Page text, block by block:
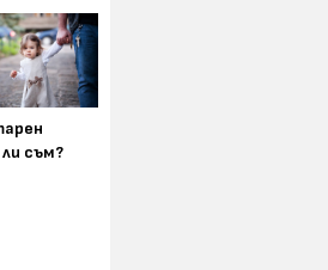
съм?